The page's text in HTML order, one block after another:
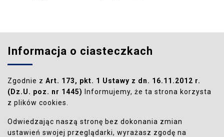
Informacja o ciasteczkach
Zgodnie z Art. 173, pkt. 1 Ustawy z dn. 16.11.2012 r.
(Dz.U. poz. nr 1445)
Informujemy, że ta strona korzysta
z plików cookies.
Odwiedzając naszą stronę bez dokonania zmian
ustawień swojej przeglądarki, wyrażasz zgodę na